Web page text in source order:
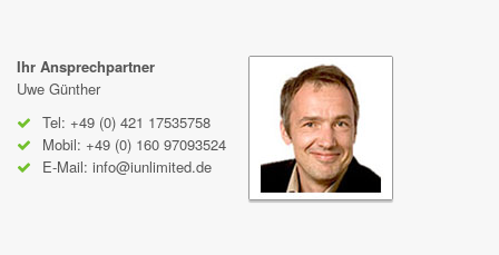
Ihr Ansprechpartner
Uwe Günther
Tel: +49 (0) 421 17535758
Mobil: +49 (0) 160 97093524
E-Mail: info@iunlimited.de